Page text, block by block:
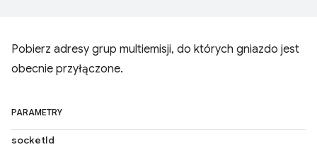
Pobierz adresy grup multiemisji, do których gniazdo jest
obecnie przyłączone.
PARAMETRY
socketId